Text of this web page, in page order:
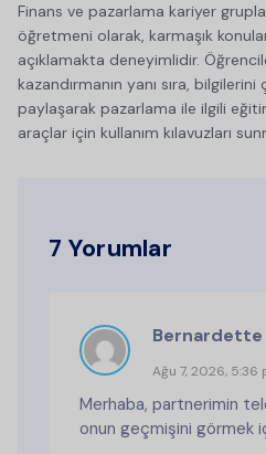
Finans ve pazarlama kariyer
öğretmeni olarak, karmaşık
açıklamakta deneyimlidir.
kazandırmanın yanı sıra,
paylaşarak pazarlama ile ilgili
araçlar için kullanım kılavuzları
7 Yorumlar
Bernardette
Ağu 7, 2026, 5:36
Merhaba, partnerimin
onun geçmişini görmek